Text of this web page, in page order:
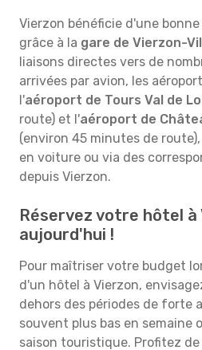
Vierzon bénéficie d'une
grâce à la gare de Vierzon-
liaisons directes vers de
arrivées par avion, les
l'aéroport de Tours Val de
route) et l'aéroport de
(environ 45 minutes de
en voiture ou via des
depuis Vierzon.
Réservez votre hôtel à
aujourd'hui !
Pour maîtriser votre budget
d'un hôtel à Vierzon,
dehors des périodes de forte
souvent plus bas en semaine
saison touristique. Profitez